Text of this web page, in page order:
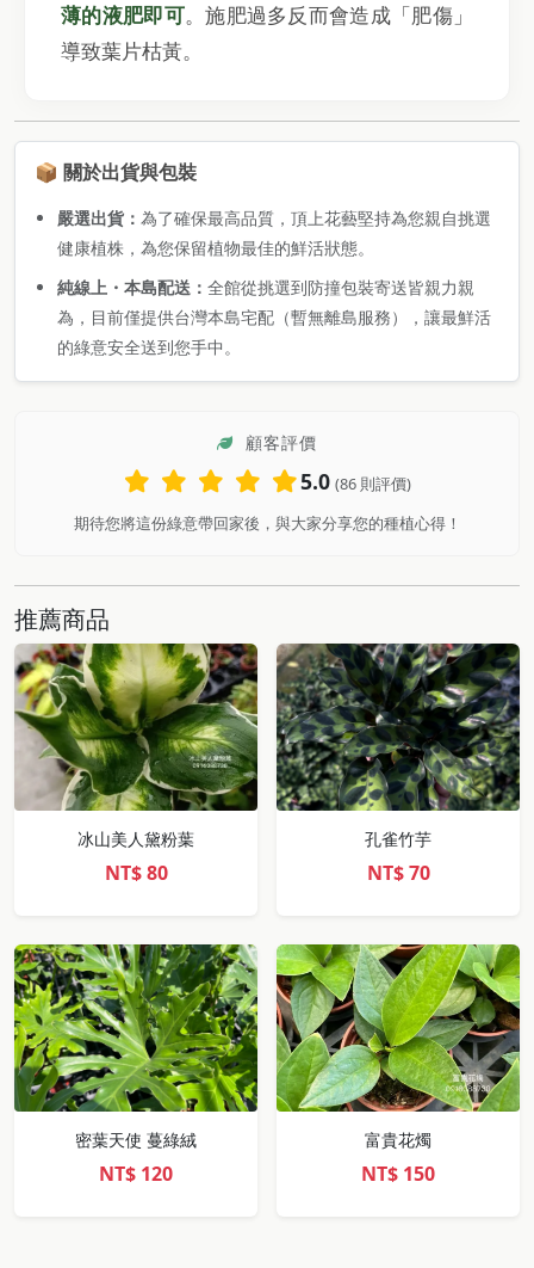
薄的液肥即可。施肥過多反而會造成「肥傷」
導致葉片枯黃。
📦 關於出貨與包裝
嚴選出貨：為了確保最高品質，頂上花藝堅持為您親自挑選
健康植株，為您保留植物最佳的鮮活狀態。
純線上・本島配送：全館從挑選到防撞包裝寄送皆親力親
為，目前僅提供台灣本島宅配（暫無離島服務），讓最鮮活
的綠意安全送到您手中。
顧客評價
5.0 (86 則評價)
期待您將這份綠意帶回家後，與大家分享您的種植心得！
推薦商品
冰山美人黛粉葉
NT$80
孔雀竹芋
NT$70
密葉天使 蔓綠絨
NT$ 120
富貴花燭
NT$ 150